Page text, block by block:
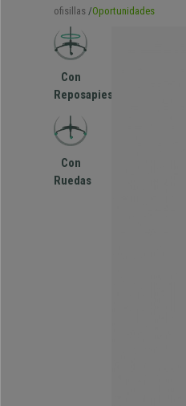
ofisillas Oportunidades
Con
Reposapies
Con
Ruedas